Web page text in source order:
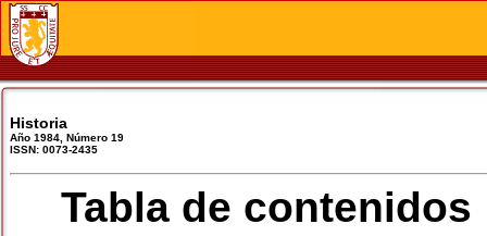
Historia
Año 1984, Número 19
ISSN: 0073-2435
Tabla de contenidos